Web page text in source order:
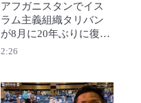
ナダの各地に飛び火し
ている。【撮影・隅俊
之】2022年2月8日公開
アフガニスタンでイス
ラム主義組織タリバン
が8月に20年ぶりに復権
して以降、国の経済や
と敵対する過激派組織
2:26